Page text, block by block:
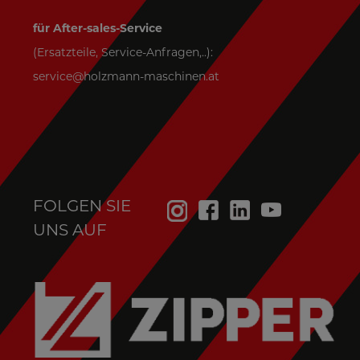
für After-sales-Service
(Ersatzteile, Service-Anfragen,..):
service@holzmann-maschinen.at
FOLGEN SIE
UNS AUF